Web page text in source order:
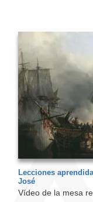
Lecciones
José
Vídeo de la mesa